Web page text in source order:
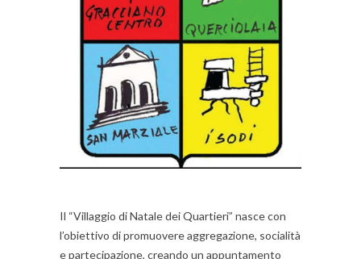
Il “Villaggio di Natale dei Quartieri” nasce con
l’obiettivo di promuovere aggregazione, socialità
e partecipazione, creando un appuntamento